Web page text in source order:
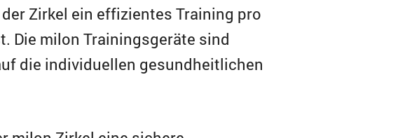
Zirkel ein effizientes Training pro
Die milon Trainingsgeräte sind
die individuellen gesundheitlichen